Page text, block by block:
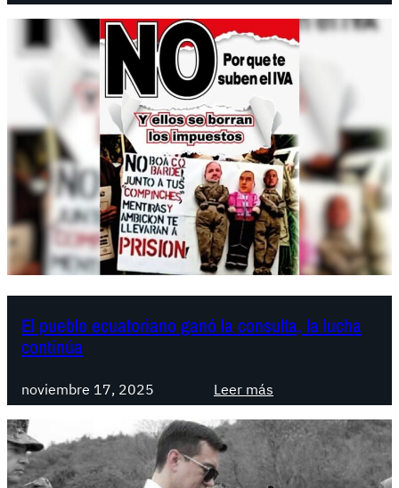
E
c
u
a
o
r
:
«
U
n
m
a
n
o
o
d
u
r
El pueblo ecuatoriano ganó la consulta, la lucha
continúa
noviembre 17, 2025 Leer más
E
l
p
u